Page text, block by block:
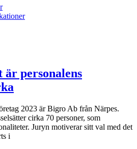
personalens
2023 är Bigro Ab från Närpes.
cirka 70 personer, som
Juryn motiverar sitt val med det
i